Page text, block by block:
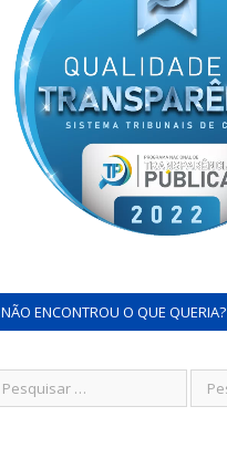
NÃO ENCONTROU O QUE QUERIA?